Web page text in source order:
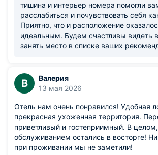
тишина и интерьер номера помогли
расслабиться и почувствовать себя
Приятно, что и расположение
идеальным. Будем счастливы видеть
занять место в списке ваших
В
Валерия
13 мая 2026
Отель нам очень понравился! Удобная
прекрасная ухоженная территория.
приветливый и гостеприимный. В целом,
обслуживанием остались в восторге!
при проживании мы не заметили!